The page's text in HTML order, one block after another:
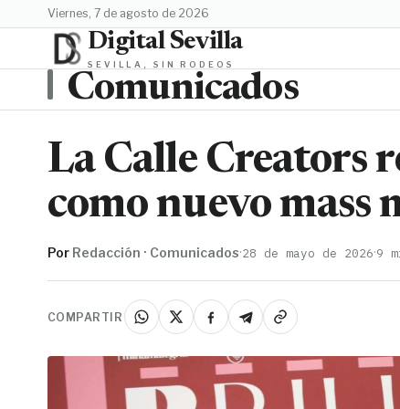
viernes, 7 de agosto de 2026
Digital Sevilla
SEVILLA, SIN RODEOS
Comunicados
La Calle Creators
como nuevo mass
Por Redacción · Comunicados·28 de mayo de 2026·9
COMPARTIR